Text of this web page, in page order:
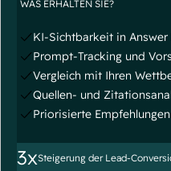
WAS ERHALTEN SIE?
KI-Sichtbarkeit in Answer
Prompt-Tracking und
Vergleich mit Ihren
Quellen- und
Priorisierte Empfehlungen
3xSteigerung der Lead-